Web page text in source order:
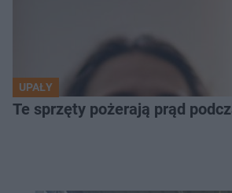
UPAŁY
Te sprzęty pożerają prąd